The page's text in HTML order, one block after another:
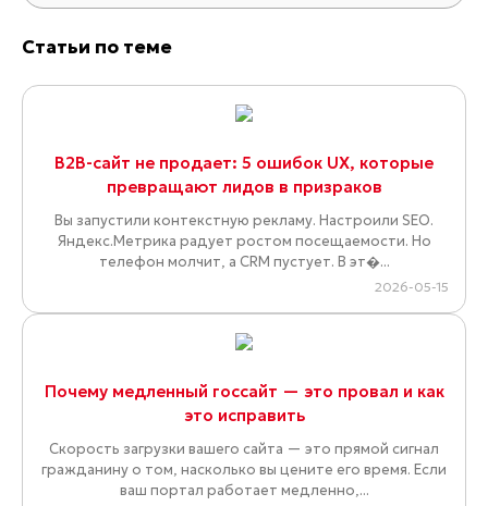
Статьи по теме
B2B-сайт не продает: 5 ошибок UX, которые
превращают лидов в призраков
Вы запустили контекстную рекламу. Настроили SEO.
Яндекс.Метрика радует ростом посещаемости. Но
телефон молчит, а CRM пустует. В эт�...
2026-05-15
Почему медленный госсайт — это провал и как
это исправить
Скорость загрузки вашего сайта — это прямой сигнал
гражданину о том, насколько вы цените его время. Если
ваш портал работает медленно,...